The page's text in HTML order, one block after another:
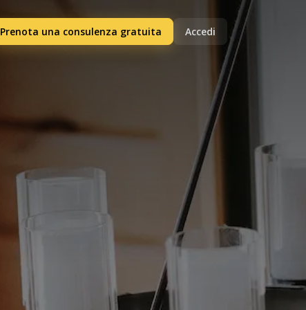
Prenota una consulenza gratuita Accedi